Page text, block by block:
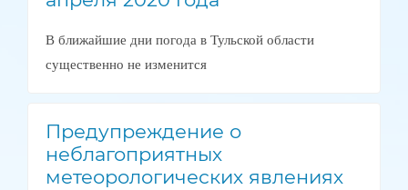
В ближайшие дни погода в Тульской области
существенно не изменится
Предупреждение о
неблагоприятных
метеорологических явлениях